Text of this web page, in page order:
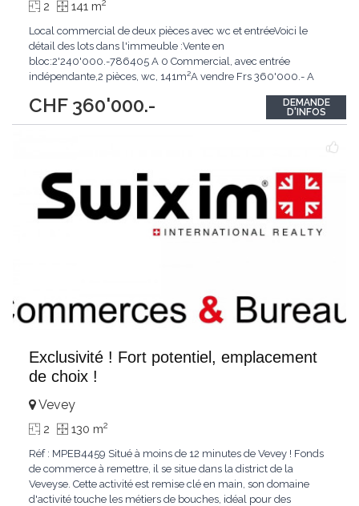
CHF 360'000.-
2 141 m2
Local commercial de deux pièces avec wc et entréeVoici le
détail des lots dans l'immeuble :Vente en
bloc:2'240'000.-786405 A 0 Commercial, avec entrée
indépendante,2 pièces, wc, 141m²A vendre Frs 360'000.- A
parc786406 C Rez Appartement 3pièces, 80m² :
VENDU786407 D Rez Appartement 3pièces, 87m² : A Vendre :
DEMANDE
D'INFOS
Exclusivité ! Fort potentiel, emplacement
de choix !
Vevey
2 130 m2
Réf : MPEB4459 Situé à moins de 12 minutes de Vevey ! Fonds
de commerce à remettre, il se situe dans la district de la
Veveyse. Cette activité est remise clé en main, son domaine
d'activité touche les métiers de bouches, idéal pour des